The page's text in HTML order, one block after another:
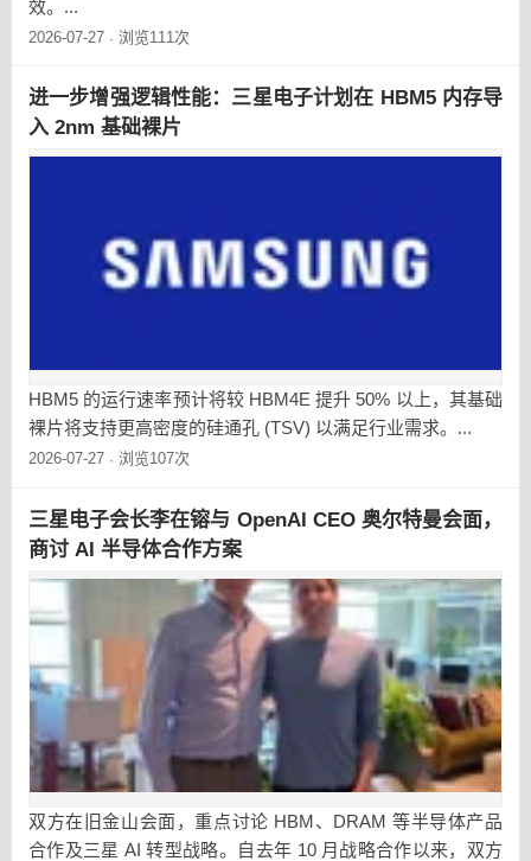
效。...
2026-07-27 · 浏览111次
进一步增强逻辑性能：三星电子计划在 HBM5 内存导
入 2nm 基础裸片
HBM5 的运行速率预计将较 HBM4E 提升 50% 以上，其基础
裸片将支持更高密度的硅通孔 (TSV) 以满足行业需求。...
2026-07-27 · 浏览107次
三星电子会长李在镕与 OpenAI CEO 奥尔特曼会面，
商讨 AI 半导体合作方案
双方在旧金山会面，重点讨论 HBM、DRAM 等半导体产品
合作及三星 AI 转型战略。自去年 10 月战略合作以来，双方